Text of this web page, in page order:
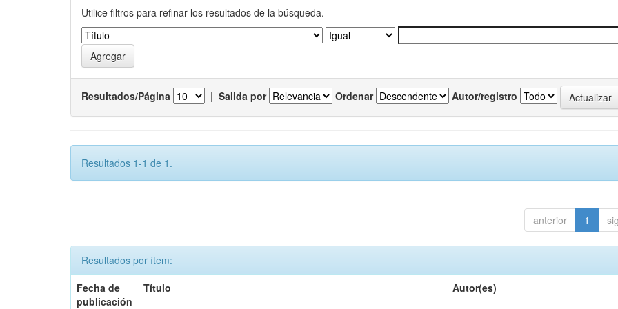
Utilice filtros para refinar los resultados de la búsqueda.
Resultados/Página | Salida por Ordenar Autor/registro
Resultados 1-1 de 1.
anterior 1
Resultados por ítem:
Fecha de
publicación
Título Autor(es)